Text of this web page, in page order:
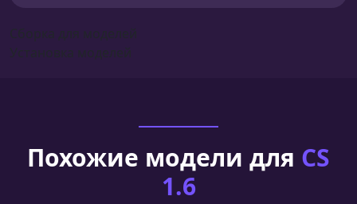
Похожие модели для CS
1.6